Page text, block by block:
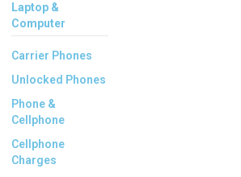
Laptop &
Computer
Carrier Phones
Unlocked Phones
Phone &
Cellphone
Cellphone
Charges